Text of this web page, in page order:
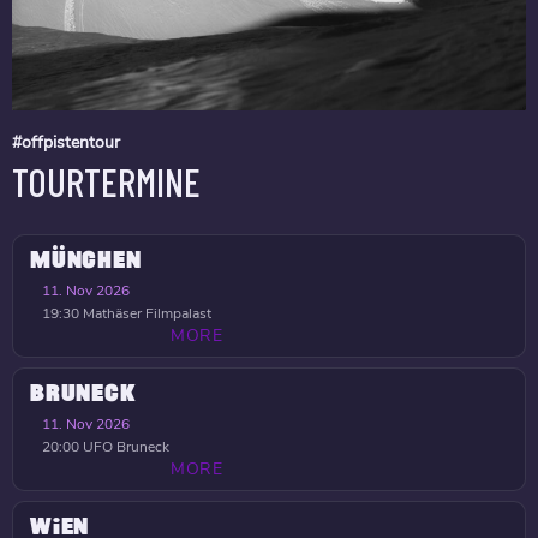
#offpistentour
TOURTERMINE
MÜNCHEN
11. Nov 2026
19:30 Mathäser Filmpalast
MORE
BRUNECK
11. Nov 2026
20:00 UFO Bruneck
MORE
WIEN